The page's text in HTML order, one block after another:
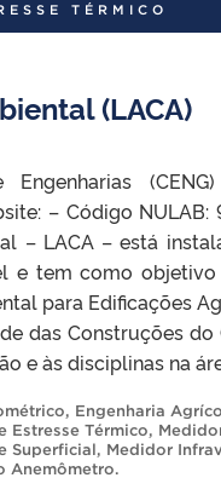
TÉRMICO
(LACA)
– Código
– LACA – está
e tem como
para Edificações
das Construções do
e às disciplinas na
, Engenharia
Estresse Térmico,
Superficial, Medidor
Anemômetro.